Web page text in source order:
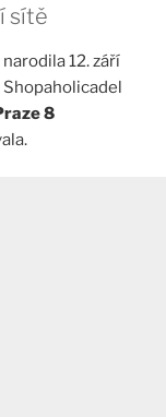
sítě
12. září
8